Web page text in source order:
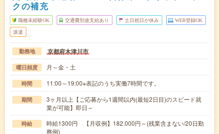
クの補充
職種未経験OK 交通費別途支給あり 土日祝日が休み WEB登録OK
派遣
勤務地 京都府木津川市
曜日頻度 月～金・土
時間 11:00～19:00※表記のうち実働7時間です。
期間
3ヶ月以上【ご応募から1週間以内(最短2日目)のスピード就
業が可能】即日～
時給
時給1300円 【月収例】182.000円～(残業含まない/20日勤
務例)